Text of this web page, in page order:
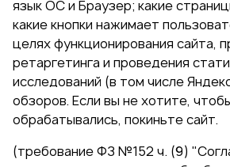
язык ОС и Браузер; какие
какие кнопки нажимает
целях функционирования сайта,
ретаргетинга и проведения
исследований (в том числе
обзоров. Если вы не хотите,
обрабатывались, покиньте сайт.
(требование ФЗ №152 ч. (9)